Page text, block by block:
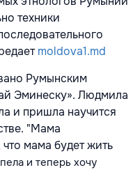
техники
moldova1.md
Румынским
Эминеску». Людмила
и пришла научится
"Мама
мама будет жить
и теперь хочу